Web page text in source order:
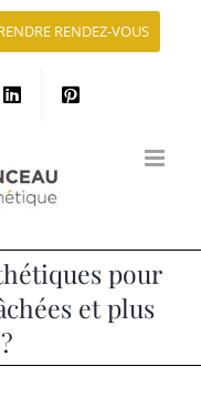
RENDEZ-VOUS
pour
et plus